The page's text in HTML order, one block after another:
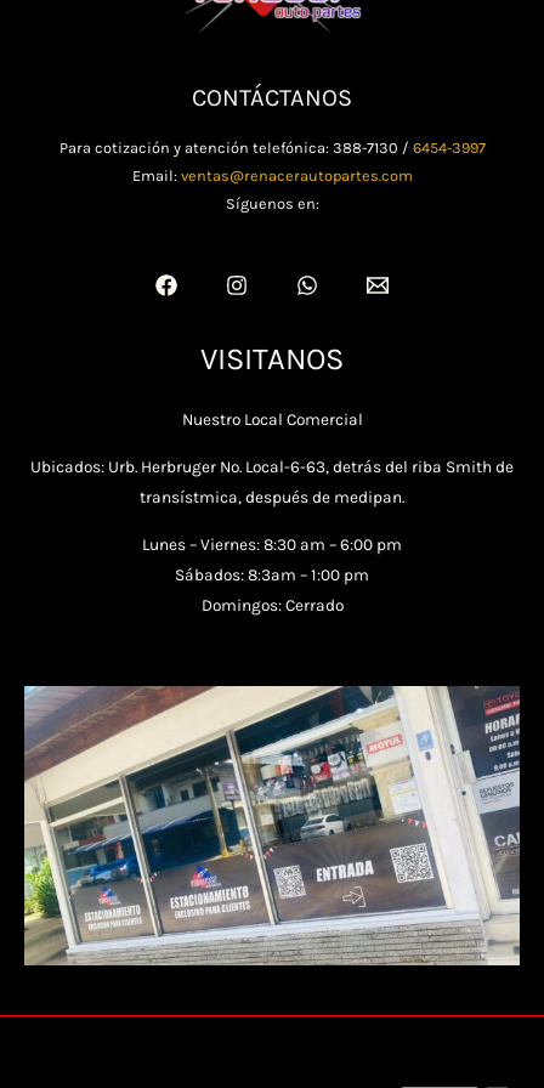
CONTÁCTANOS
Para cotización y atención telefónica: 388-7130 / 6454-3997
Email: ventas@renacerautopartes.com
Síguenos en:
VISITANOS
Nuestro Local Comercial
Ubicados: Urb. Herbruger No. Local-6-63, detrás del riba Smith de
transístmica, después de medipan.
Lunes – Viernes: 8:30 am – 6:00 pm
Sábados: 8:3am – 1:00 pm
Domingos: Cerrado